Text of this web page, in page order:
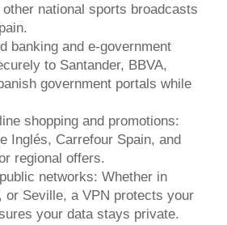
national sports broadcasts
banking and e-government
to Santander, BBVA,
government portals while
shopping and promotions:
Inglés, Carrefour Spain, and
regional offers.
networks: Whether in
or Seville, a VPN protects your
your data stays private.